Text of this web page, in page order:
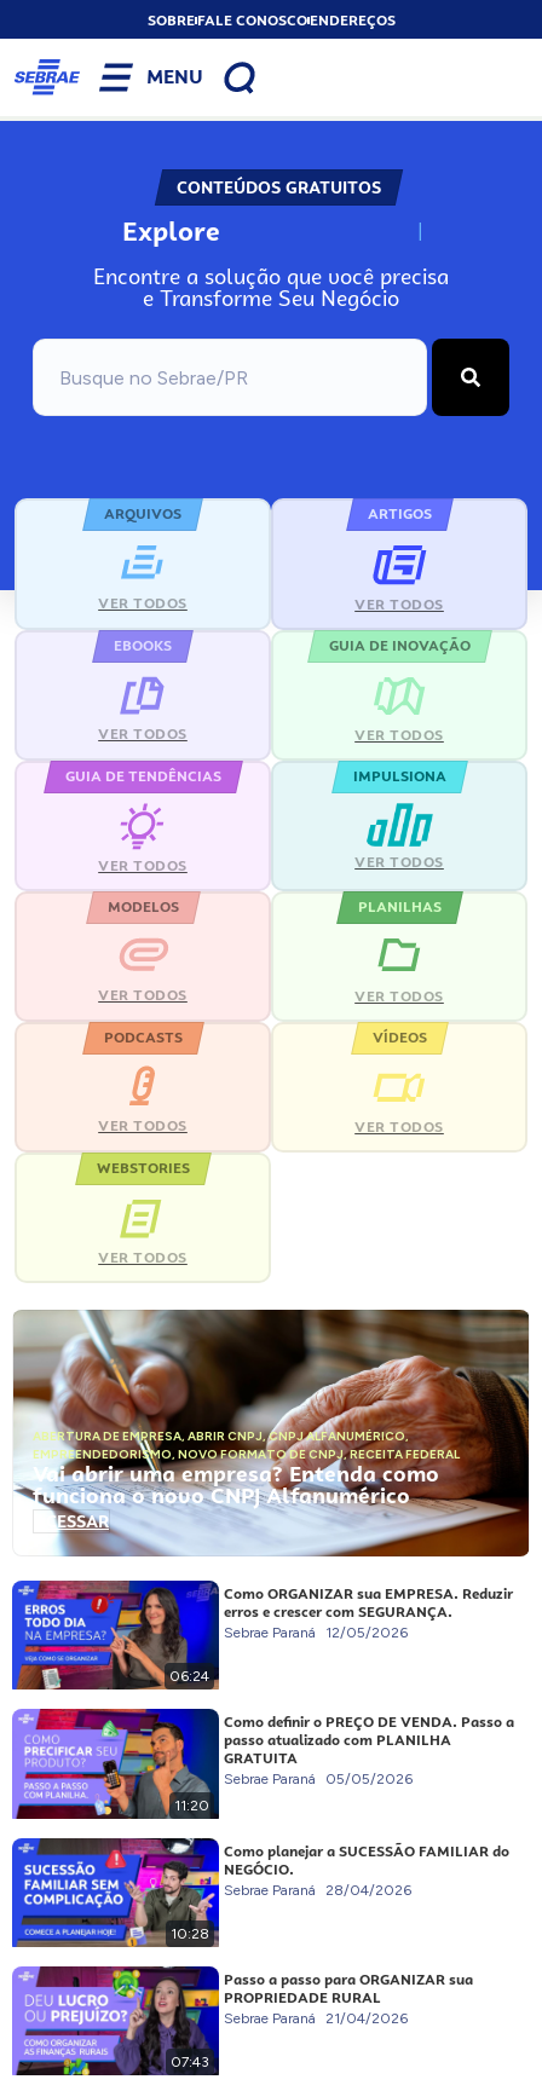
SOBREFALE CONOSCOENDEREÇOS
MENU
CONTEÚDOS GRATUITOS
Explore N
Encontre a solução que você precisa
e Transforme Seu Negócio
ARQUIVOS
VER TODOS
ARTIGOS
VER TODOS
EBOOKS
VER TODOS
GUIA DE INOVAÇÃO
VER TODOS
GUIA DE TENDÊNCIAS
VER TODOS
IMPULSIONA
VER TODOS
MODELOS
VER TODOS
PLANILHAS
VER TODOS
PODCASTS
VER TODOS
VÍDEOS
VER TODOS
WEBSTORIES
VER TODOS
ABERTURA DE EMPRESA, ABRIR CNPJ,CNPJ ALFANUMÉRICO,
EMPREENDEDORISMO, NOVO FORMATO DE CNPJ,RECEITA FEDERAL
Vai abrir uma empresa? Entenda como
funciona o novo CNPJ Alfanumérico
ACESSAR
06:24
Como ORGANIZAR sua EMPRESA. Reduzir
erros e crescer com SEGURANÇA.
Sebrae Paraná 12/05/2026
11:20
Como definir o PREÇO DE VENDA. Passo a
passo atualizado com PLANILHA
GRATUITA
Sebrae Paraná 05/05/2026
10:28
Como planejar a SUCESSÃO FAMILIAR do
NEGÓCIO.
Sebrae Paraná 28/04/2026
07:43
Passo a passo para ORGANIZAR sua
PROPRIEDADE RURAL
Sebrae Paraná 21/04/2026